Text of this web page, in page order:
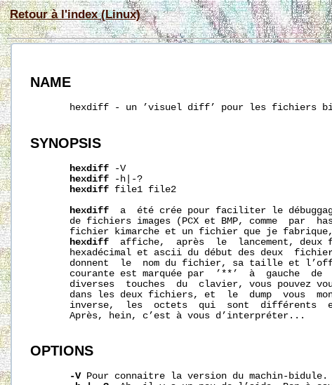
Retour à l'index (Linux)
NAME
hexdiff - un ’visuel diff’ pour les fichiers
SYNOPSIS
hexdiff -V
hexdiff -h|-?
hexdiff file1 file2
hexdiff
a  été crée pour faciliter le
de fichiers images (PCX et BMP, comme  par
fichier kimarche et un fichier que je
hexdiff
affiche,  après  le  lancement, deux
hexadécimal et ascii du début des deux
donnent  le  nom du fichier, sa taille et
courante est marquée par  ’**’  à  gauche  de
diverses  touches  du  clavier, vous pouvez
dans les deux fichiers, et  le  dump  vous
inverse,  les  octets  qui  sont  différents
       Après, hein, c’est à vous d’interpréter...
OPTIONS
-V Pour connaitre la version du machin-bidule.